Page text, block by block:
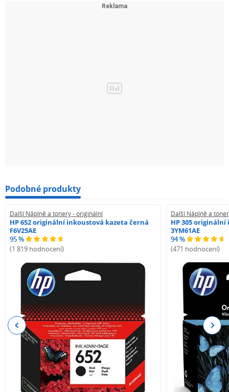
Podobné produkty
Další Náplně a tonery - originální
HP 652 originální inkoustová kazeta černá
F6V25AE
95 %
(1 819 hodnocení)
Další Náplně a
HP 305
3YM61AE
94 %
(471 hodnocení)
Previous Next